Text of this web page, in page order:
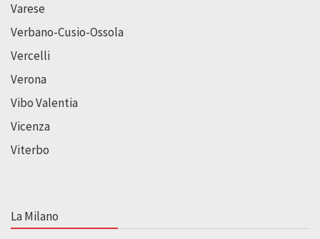
Varese
Verbano-Cusio-Ossola
Vercelli
Verona
Vibo Valentia
Vicenza
Viterbo
La Milano